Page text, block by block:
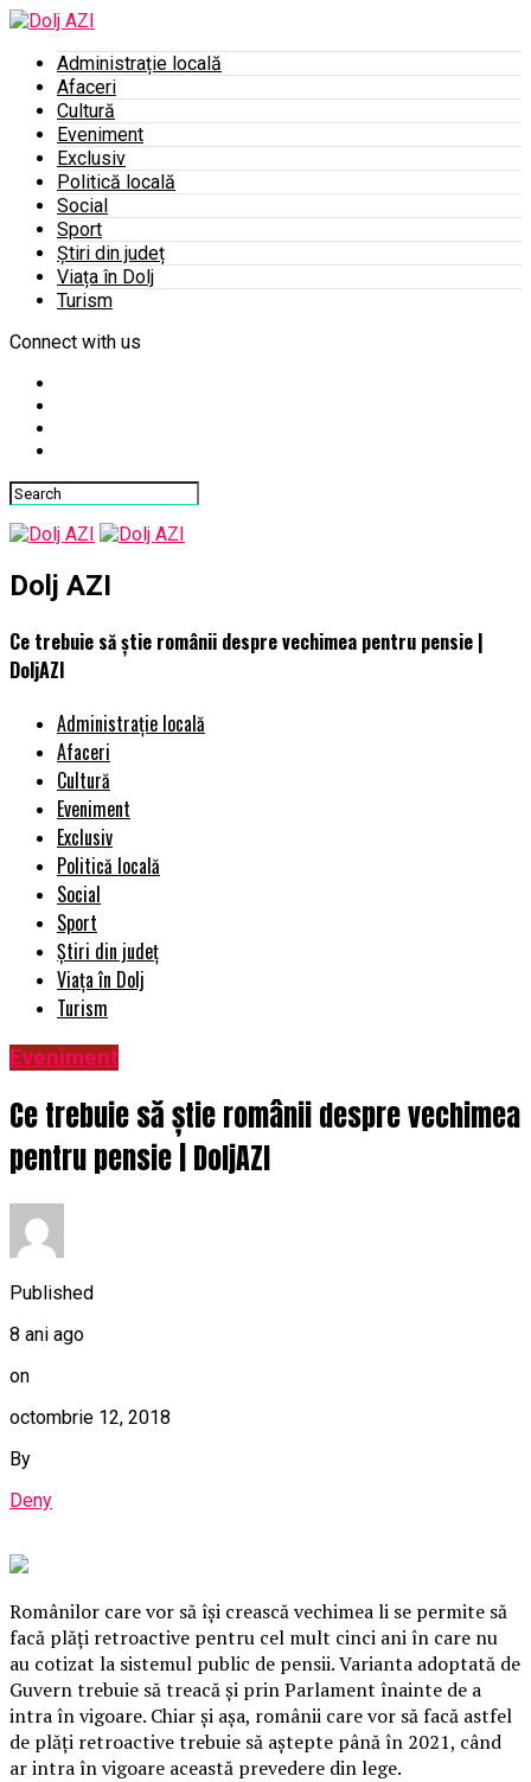
Administrație locală
Afaceri
Cultură
Eveniment
Exclusiv
Politică locală
Social
Sport
Știri din județ
Viața în Dolj
Turism
Connect with us
Dolj AZI
Ce trebuie să știe românii despre vechimea pentru pensie |
DoljAZI
Administrație locală
Afaceri
Cultură
Eveniment
Exclusiv
Politică locală
Social
Sport
Știri din județ
Viața în Dolj
Turism
Eveniment
Ce trebuie să știe românii despre vechimea
pentru pensie | DoljAZI
Published
8 ani ago
on
octombrie 12, 2018
By
Deny
Românilor care vor să îşi crească vechimea li se permite să
facă plăţi retroactive pentru cel mult cinci ani în care nu
au cotizat la sistemul public de pensii. Varianta adoptată de
Guvern trebuie să treacă şi prin Parlament înainte de a
intra în vigoare. Chiar şi aşa, românii care vor să facă astfel
de plăţi retroactive trebuie să aştepte până în 2021, când
ar intra în vigoare această prevedere din lege.